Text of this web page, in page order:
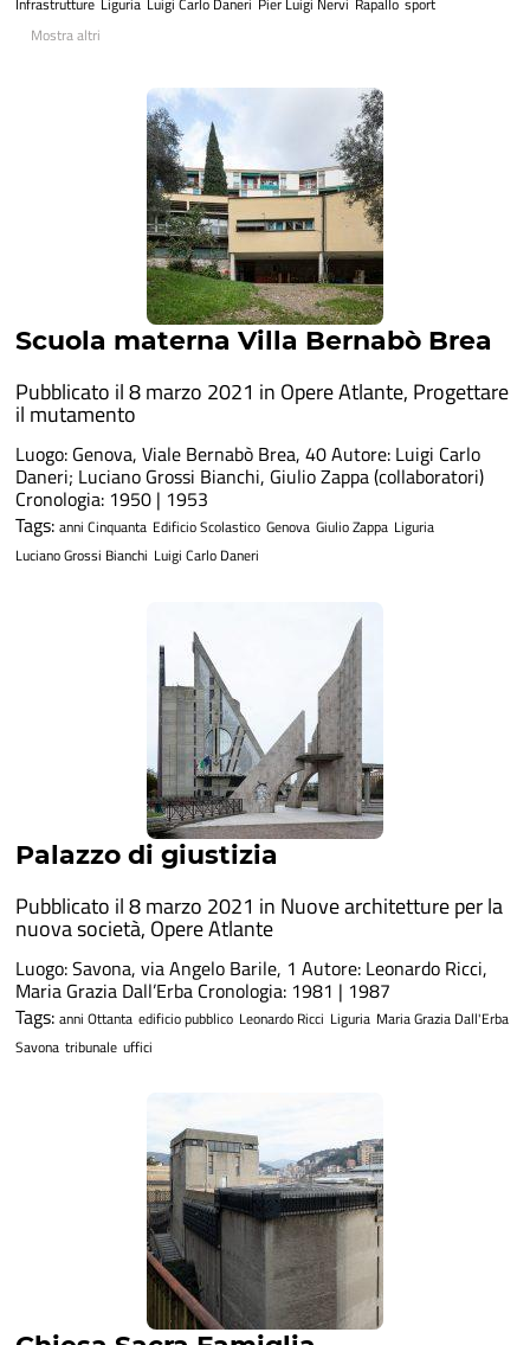
Mostra altri
Scuola materna Villa Bernabò Brea
Pubblicato il 8 marzo 2021 in Opere Atlante, Progettare
il mutamento
Luogo: Genova, Viale Bernabò Brea, 40 Autore: Luigi Carlo
Daneri; Luciano Grossi Bianchi, Giulio Zappa (collaboratori)
Cronologia: 1950 | 1953
Tags: anni Cinquanta Edificio Scolastico Genova Giulio Zappa Liguria
Luciano Grossi Bianchi Luigi Carlo Daneri
Palazzo di giustizia
Pubblicato il 8 marzo 2021 in Nuove architetture per la
nuova società, Opere Atlante
Luogo: Savona, via Angelo Barile, 1 Autore: Leonardo Ricci,
Maria Grazia Dall’Erba Cronologia: 1981 | 1987
Tags: anni Ottanta edificio pubblico Leonardo Ricci Liguria Maria Grazia Dall'Erba
Savona tribunale uffici